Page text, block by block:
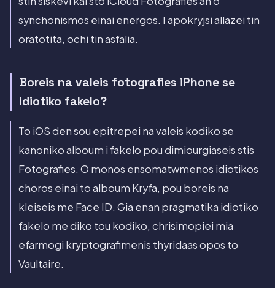
synchonismos einai energos. I apokryjsi allazei tin
oratotita, ochi tin asfalia.
Boreis na valeis fotografies iPhone se
idiotiko fakelo?
To iOS den sou epitrepei na valeis kodiko se
kanoniko alboum i fakelo pou dimiourgiaseis stis
Fotografies. O monos ensomatwmenos idiotikos
choros einai to alboum Kryfa, pou boreis na
kleiseis me Face ID. Gia enan pragmatika idiotiko
fakelo me diko tou kodiko, chrisimopiei mia
efarmogi kryptografimenis thyridaas opos to
Vaultaire.